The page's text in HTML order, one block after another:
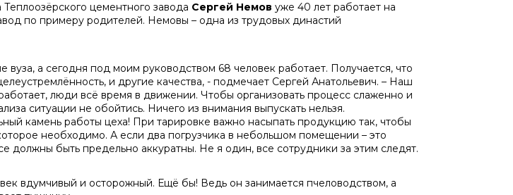
цементного завода Сергей Немов уже 40 лет работает на
по примеру родителей. Немовы – одна из трудовых династий
вуза, а сегодня под моим руководством 68 человек работает. Получается, что
и другие качества, - подмечает Сергей Анатольевич. – Наш
люди всё время в движении. Чтобы организовать процесс слаженно и
ситуации не обойтись. Ничего из внимания выпускать нельзя.
камень работы цеха! При тарировке важно насыпать продукцию так, чтобы
необходимо. А если два погрузчика в небольшом помещении – это
должны быть предельно аккуратны. Не я один, все сотрудники за этим следят.
вдумчивый и осторожный. Ещё бы! Ведь он занимается пчеловодством, а